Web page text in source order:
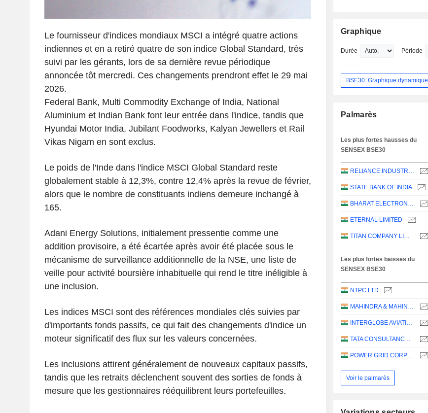
Le fournisseur d'indices mondiaux MSCI a intégré quatre actions
indiennes et en a retiré quatre de son indice Global Standard, très
suivi par les gérants, lors de sa dernière revue périodique
annoncée tôt mercredi. Ces changements prendront effet le 29 mai
2026.
Federal Bank, Multi Commodity Exchange of India, National
Aluminium et Indian Bank font leur entrée dans l'indice, tandis que
Hyundai Motor India, Jubilant Foodworks, Kalyan Jewellers et Rail
Vikas Nigam en sont exclus.
Le poids de l'Inde dans l'indice MSCI Global Standard reste
globalement stable à 12,3%, contre 12,4% après la revue de février,
alors que le nombre de constituants indiens demeure inchangé à
165.
Adani Energy Solutions, initialement pressentie comme une
addition provisoire, a été écartée après avoir été placée sous le
mécanisme de surveillance additionnelle de la NSE, une liste de
veille pour activité boursière inhabituelle qui rend le titre inéligible à
une inclusion.
Les indices MSCI sont des références mondiales clés suivies par
d'importants fonds passifs, ce qui fait des changements d'indice un
moteur significatif des flux sur les valeurs concernées.
Les inclusions attirent généralement de nouveaux capitaux passifs,
tandis que les retraits déclenchent souvent des sorties de fonds à
mesure que les gestionnaires rééquilibrent leurs portefeuilles.
Graphique
Durée Période
BSE30: Graphique dynamique
Palmarès
Les plus fortes hausses du
SENSEX BSE30
RELIANCE INDUSTRIES LTD
STATE BANK OF INDIA
BHARAT ELECTRONICS LIMITED
ETERNAL LIMITED
TITAN COMPANY LIMITED
Les plus fortes baisses du
SENSEX BSE30
NTPC LTD
MAHINDRA & MAHINDRA LIMITED
INTERGLOBE AVIATION LIMITED
TATA CONSULTANCY SERVICES LTD.
POWER GRID CORPORATION OF INDIA LIMITED
Voir le palmarès